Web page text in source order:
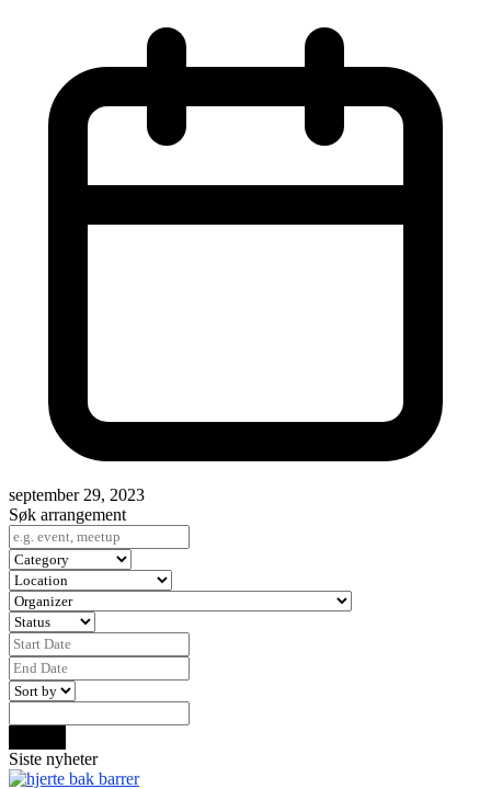
september 29, 2023
Søk arrangement
Siste nyheter